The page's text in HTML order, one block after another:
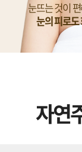
눈뜨는 것이
눈의 피로도
자연